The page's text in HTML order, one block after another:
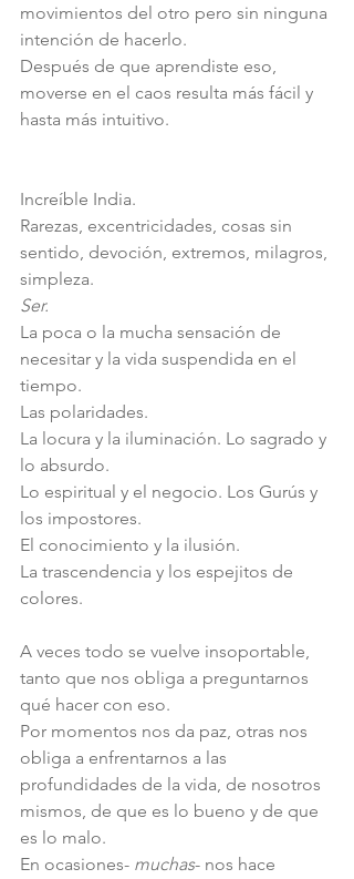
movimientos del otro pero sin ninguna
intención de hacerlo.
Después de que aprendiste eso,
moverse en el caos resulta más fácil y
hasta más intuitivo.
Increíble India.
Rarezas, excentricidades, cosas sin
sentido, devoción, extremos, milagros,
simpleza.
Ser.
La poca o la mucha sensación de
necesitar y la vida suspendida en el
tiempo.
Las polaridades.
La locura y la iluminación. Lo sagrado y
lo absurdo.
Lo espiritual y el negocio. Los Gurús y
los impostores.
El conocimiento y la ilusión.
La trascendencia y los espejitos de
colores.
A veces todo se vuelve insoportable,
tanto que nos obliga a preguntarnos
qué hacer con eso.
Por momentos nos da paz, otras nos
obliga a enfrentarnos a las
profundidades de la vida, de nosotros
mismos, de que es lo bueno y de que
es lo malo.
En ocasiones- muchas- nos hace